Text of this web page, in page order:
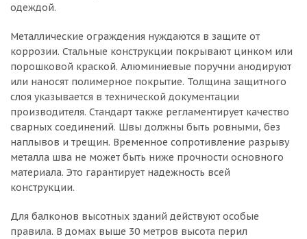
одеждой.
Металлические ограждения нуждаются в защите от
коррозии. Стальные конструкции покрывают цинком или
порошковой краской. Алюминиевые поручни анодируют
или наносят полимерное покрытие. Толщина защитного
слоя указывается в технической документации
производителя. Стандарт также регламентирует качество
сварных соединений. Швы должны быть ровными, без
наплывов и трещин. Временное сопротивление разрыву
металла шва не может быть ниже прочности основного
материала. Это гарантирует надежность всей
конструкции.
Для балконов высотных зданий действуют особые
правила. В домах выше 30 метров высота перил